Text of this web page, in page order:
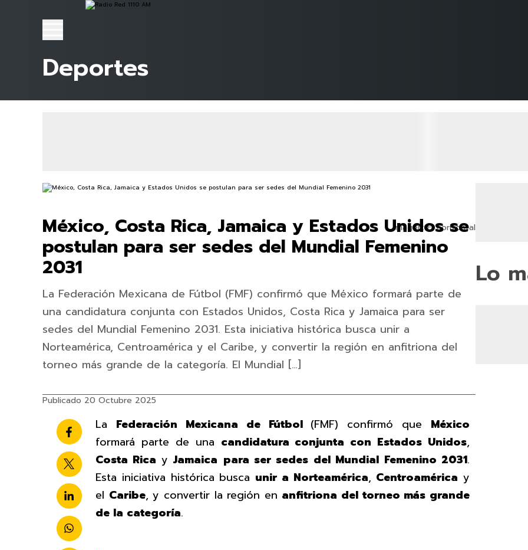
Deportes
Imagen: El horizontal
México, Costa Rica, Jamaica y Estados Unidos se
postulan para ser sedes del Mundial Femenino
2031
La Federación Mexicana de Fútbol (FMF) confirmó que México formará parte de
una candidatura conjunta con Estados Unidos, Costa Rica y Jamaica para ser
sedes del Mundial Femenino 2031. Esta iniciativa histórica busca unir a
Norteamérica, Centroamérica y el Caribe, y convertir la región en anfitriona del
torneo más grande de la categoría. El Mundial […]
Publicado 20 Octubre 2025
La Federación Mexicana de Fútbol (FMF) confirmó que México
formará parte de una candidatura conjunta con Estados Unidos,
Costa Rica yJamaica para ser sedes del Mundial Femenino 2031.
Esta iniciativa histórica busca unir a Norteamérica, Centroamérica y
el Caribe, y convertir la región en anfitriona del torneo más grande
de la categoría.
Lo